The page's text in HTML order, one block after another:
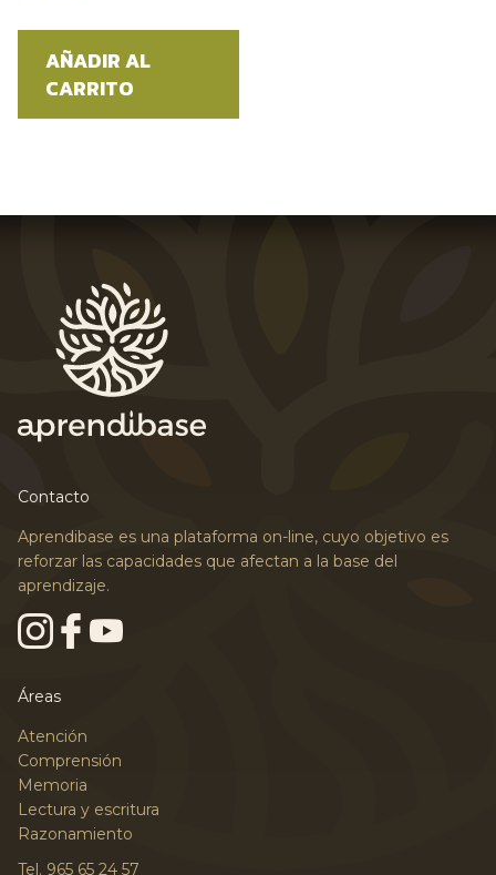
AÑADIR AL
CARRITO
Contacto
Aprendibase es una plataforma on-line, cuyo objetivo es
reforzar las capacidades que afectan a la base del
aprendizaje.
Áreas
Atención
Comprensión
Memoria
Lectura y escritura
Razonamiento
Tel. 965 65 24 57